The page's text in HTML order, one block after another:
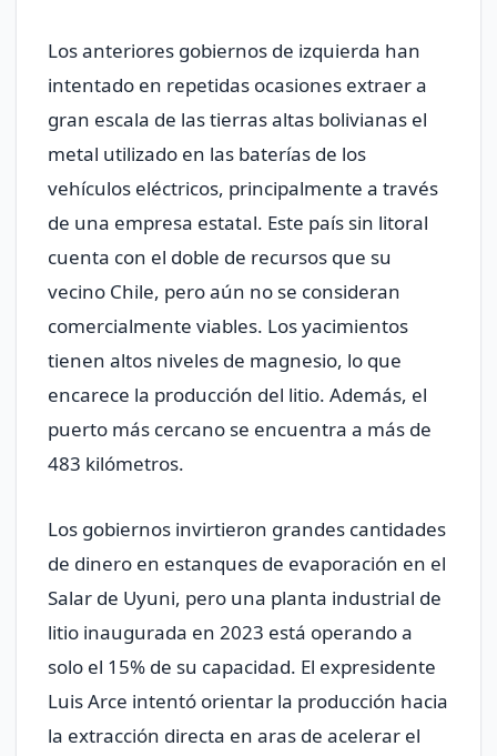
Los anteriores gobiernos de izquierda han
intentado en repetidas ocasiones extraer a
gran escala de las tierras altas bolivianas el
metal utilizado en las baterías de los
vehículos eléctricos, principalmente a través
de una empresa estatal. Este país sin litoral
cuenta con el doble de recursos que su
vecino Chile, pero aún no se consideran
comercialmente viables. Los yacimientos
tienen altos niveles de magnesio, lo que
encarece la producción del litio. Además, el
puerto más cercano se encuentra a más de
483 kilómetros.
Los gobiernos invirtieron grandes cantidades
de dinero en estanques de evaporación en el
Salar de Uyuni, pero una planta industrial de
litio inaugurada en 2023 está operando a
solo el 15% de su capacidad. El expresidente
Luis Arce intentó orientar la producción hacia
la extracción directa en aras de acelerar el